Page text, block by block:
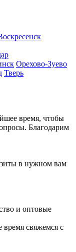
Орехово-Зуево
Тверь
время, чтобы
Благодарим
в нужном вам
и оптовые
свяжемся с